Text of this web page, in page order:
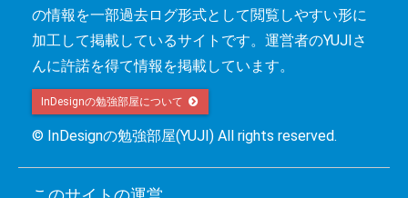
の情報を一部過去ログ形式として閲覧しやすい形に
加工して掲載しているサイトです。運営者のYUJIさ
んに許諾を得て情報を掲載しています。
InDesignの勉強部屋について
© InDesignの勉強部屋(YUJI) All rights reserved.